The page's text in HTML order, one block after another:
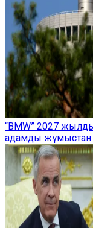
“BMW” 2027
адамды жұмыстан